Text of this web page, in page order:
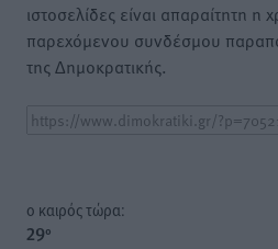
ιστοσελίδες είναι απαραίτητη
παρεχόμενου συνδέσμου
της Δημοκρατικής.
o καιρός τώρα:
29°